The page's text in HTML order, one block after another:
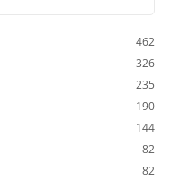
462
326
235
190
144
82
82